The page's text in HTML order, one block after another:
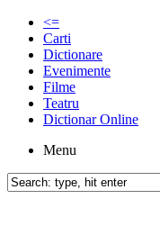
<=
Carti
Dictionare
Evenimente
Filme
Teatru
Dictionar Online
Menu